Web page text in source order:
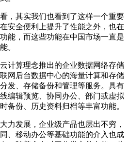
，其实我们也看到了这样一个重要
安全便利上提升了性能之外，也在
能，而这些功能在中国市场一直是
。
计算理念推出的企业数据网络存储
网后台数据中心的海量计算和存储
发、存储备份和管理等服务。具有
编辑预览、协同办公、部门或虚拟
备份、历史资料归档等丰富功能。
力发展，企业级产品也层出不穷，
、移动办公等基础功能的介入也成